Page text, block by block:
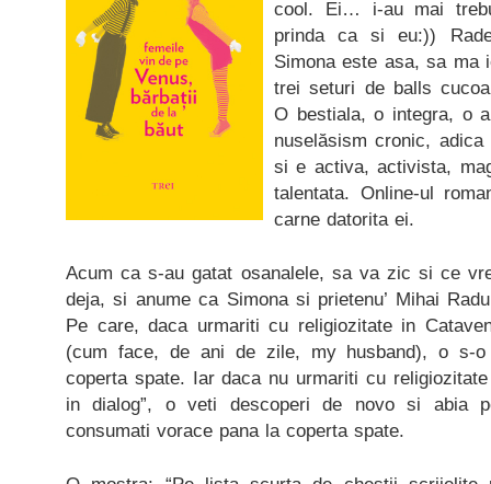
cool. Ei… i-au mai
prinda ca si eu:))
Simona este asa, sa ma
trei seturi de balls
O bestiala, o integra, o
nuselăsism cronic,
si e activa, activista,
talentata. Online-ul
carne datorita ei.
Acum ca s-au gatat osanalele, sa va zic si ce
deja, si anume ca Simona si prietenu’ Mihai
Pe care, daca urmariti cu religiozitate in
(cum face, de ani de zile, my husband), o s-o
coperta spate. Iar daca nu urmariti cu
in dialog”, o veti descoperi de novo si abia
consumati vorace pana la coperta spate.